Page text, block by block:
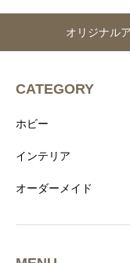
オリジナル
CATEGORY
ホビー
インテリア
オーダーメイド